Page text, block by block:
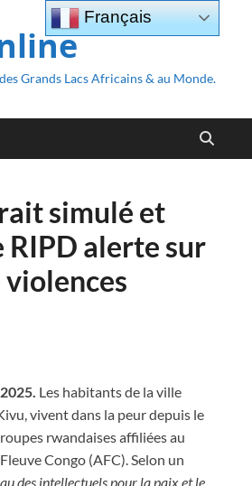
Grands Lacs Africains & au Monde.
simulé et
RIPD alerte sur
violences
Les habitants de la ville
vivent dans la peur depuis le
rwandaises affiliées au
Congo (AFC). Selon un
des intellectuels pour la paix et le
Français